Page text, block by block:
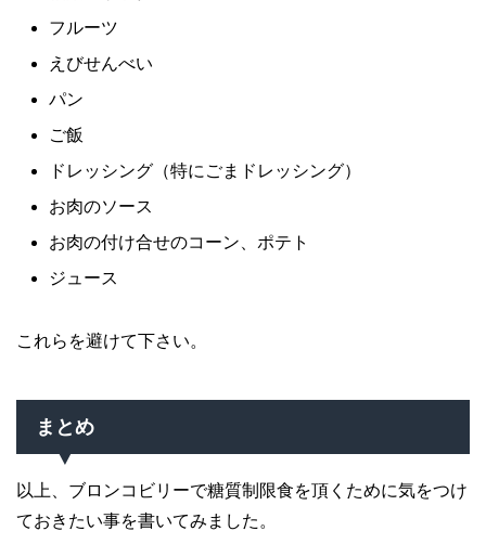
フルーツ
えびせんべい
パン
ご飯
ドレッシング（特にごまドレッシング）
お肉のソース
お肉の付け合せのコーン、ポテト
ジュース
これらを避けて下さい。
まとめ
以上、ブロンコビリーで糖質制限食を頂くために気をつけ
ておきたい事を書いてみました。